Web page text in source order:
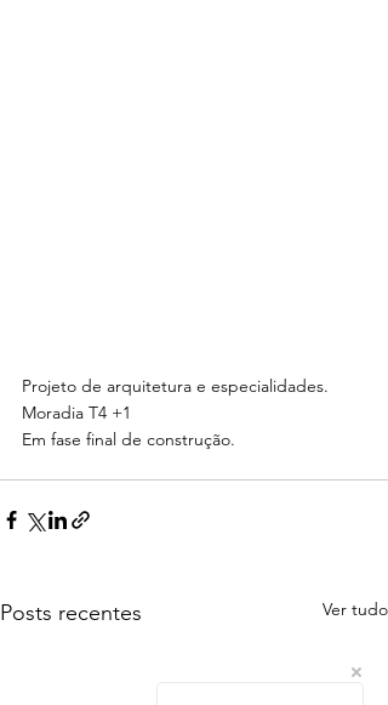
Projeto de arquitetura e especialidades.
Moradia T4 +1
Em fase final de construção.
Posts recentes Ver tudo